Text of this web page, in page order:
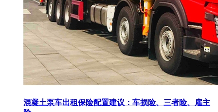
混凝土泵车出租保险配置建议：车损险、三者险、雇主